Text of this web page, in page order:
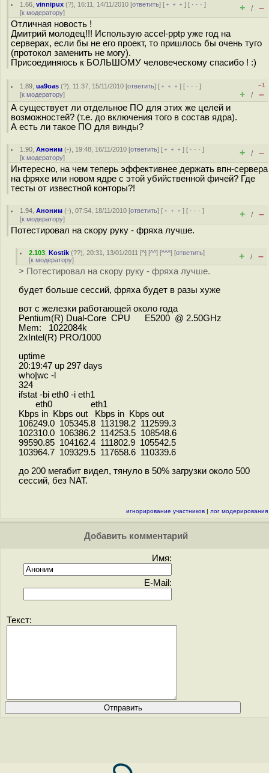
1.66 ,vinnipux (?), 16:11, 14/11/2010 [ответить] [ ﹢﹢﹢] [ · · ·]
[к модератору] + / –
Отличная новость !
Дмитрий молодец!!! Использую accel-pptp уже год на
серверах, если бы не его проект, то пришлось бы очень туго
(протокол заменить не могу).
Присоединяюсь к БОЛЬШОМУ человеческому спасибо ! :)
1.89 ,ua9oas (?), 11:37, 15/11/2010 [ответить] [ ﹢﹢﹢] [ · · ·]
[к модератору]
–1
+ / –
А существует ли отдельное ПО для этих же целей и
возможностей? (т.е. до включения того в состав ядра).
А есть ли такое ПО для винды?
1.90 ,Аноним (-), 19:48, 16/11/2010 [ответить] [ ﹢﹢﹢] [ · · ·]
[к модератору] + / –
Интересно, на чем теперь эффективнее держать впн-сервера
на фряхе или новом ядре с этой убийственной фичей? Где
тесты от известной конторы?!
1.94 ,Аноним (-), 07:54, 18/11/2010 [ответить] [ ﹢﹢﹢] [ · · ·]
[к модератору] + / –
Потестировал на скору руку - фряха лучше.
2.103 ,Kostik (??), 20:31, 13/01/2011 [^] [^^] [^^^] [ответить]
[к модератору] + / –
> Потестировал на скору руку - фряха лучше.
будет больше сессий, фряха будет в разы хуже
вот с железки работающей около года
Pentium(R) Dual-Core CPU E5200 @ 2.50GHz
Mem: 1022084k
2xIntel(R) PRO/1000
uptime
20:19:47 up 297 days
who|wc -l
324
ifstat -bi eth0 -i eth1
eth0 eth1
Kbps in Kbps out Kbps in Kbps out
106249.0 105345.8 113198.2 112599.3
102310.0 106386.2 114253.5 108548.6
99590.85 104162.4 111802.9 105542.5
103964.7 109329.5 117658.6 110339.6
до 200 мегабит видел, тянуло в 50% загрузки около 500
сессий, без NAT.
игнорирование участников | лог модерирования
Добавить комментарий
Имя:
E-Mail:
Текст: